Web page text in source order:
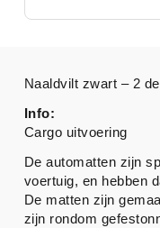
Naaldvilt zwart – 2
Info:
Cargo uitvoering
De automatten zijn
voertuig, en hebben
De matten zijn
zijn rondom